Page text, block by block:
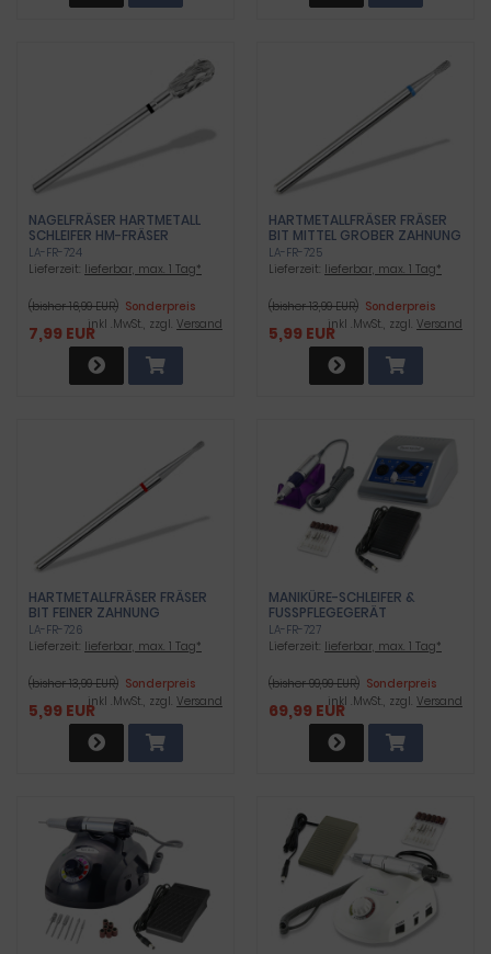
NAGELFRÄSER HARTMETALL
SCHLEIFER HM-FRÄSER
KREUZVERZAHNUNG
SUPERGROB
LA-FR-724
Lieferzeit: lieferbar, max. 1 Tag*
(bisher 16,99 EUR) Sonderpreis
7,99 EURinkl .MwSt., zzgl. Versand
HARTMETALLFRÄSER FRÄSER
BIT MITTEL GROBER ZAHNUNG
LA-FR-725
Lieferzeit: lieferbar, max. 1 Tag*
(bisher 13,99 EUR) Sonderpreis
5,99 EURinkl .MwSt., zzgl. Versand
HARTMETALLFRÄSER FRÄSER
BIT FEINER ZAHNUNG
LA-FR-726
Lieferzeit: lieferbar, max. 1 Tag*
(bisher 13,99 EUR) Sonderpreis
5,99 EURinkl .MwSt., zzgl. Versand
MANIKÜRE-SCHLEIFER &
FUSSPFLEGEGERÄT
LA-FR-727
Lieferzeit: lieferbar, max. 1 Tag*
(bisher 99,99 EUR) Sonderpreis
69,99 EURinkl .MwSt., zzgl. Versand